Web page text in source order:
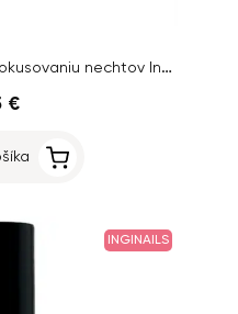
ANTIBITE - prevencia proti okusovaniu nechtov Inginails, 3ks
€
INGINAILS